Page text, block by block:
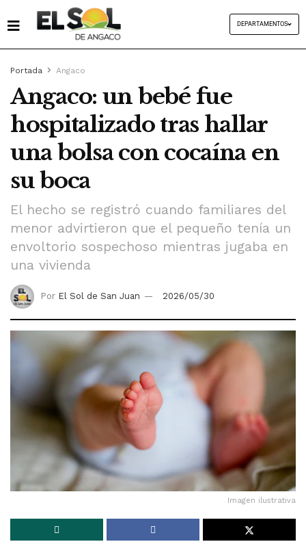
DEPARTAMENTOS
Portada Angaco
Angaco: un bebé fue
hospitalizado tras hallar
una bolsa con cocaína en
su boca
El hecho se registró cuando familiares del
menor advirtieron que el pequeño tenía un
envoltorio sospechoso mientras jugaba en
una vivienda
Por El Sol de San Juan 2026/05/30
Imagen ilustrativa